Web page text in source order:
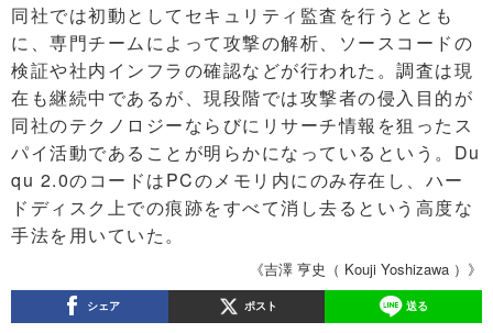
同社では初動としてセキュリティ監査を行うととも
に、専門チームによって攻撃の解析、ソースコードの
検証や社内インフラの確認などが行われた。調査は現
在も継続中であるが、現段階では攻撃者の侵入目的が
同社のテクノロジーならびにリサーチ情報を狙ったス
パイ活動であることが明らかになっているという。Du
qu 2.0のコードはPCのメモリ内にのみ存在し、ハー
ドディスク上での痕跡をすべて消し去るという高度な
手法を用いていた。
《吉澤 亨史（ Kouji Yoshizawa ）》
シェア ポスト 送る